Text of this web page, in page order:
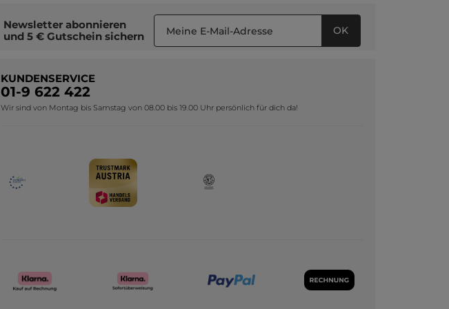
Newsletter abonnieren
und 5 € Gutschein sichern OK
KUNDENSERVICE
01-9 622 422
Wir sind von Montag bis Samstag von 08.00 bis 19.00 Uhr persönlich für dich da!